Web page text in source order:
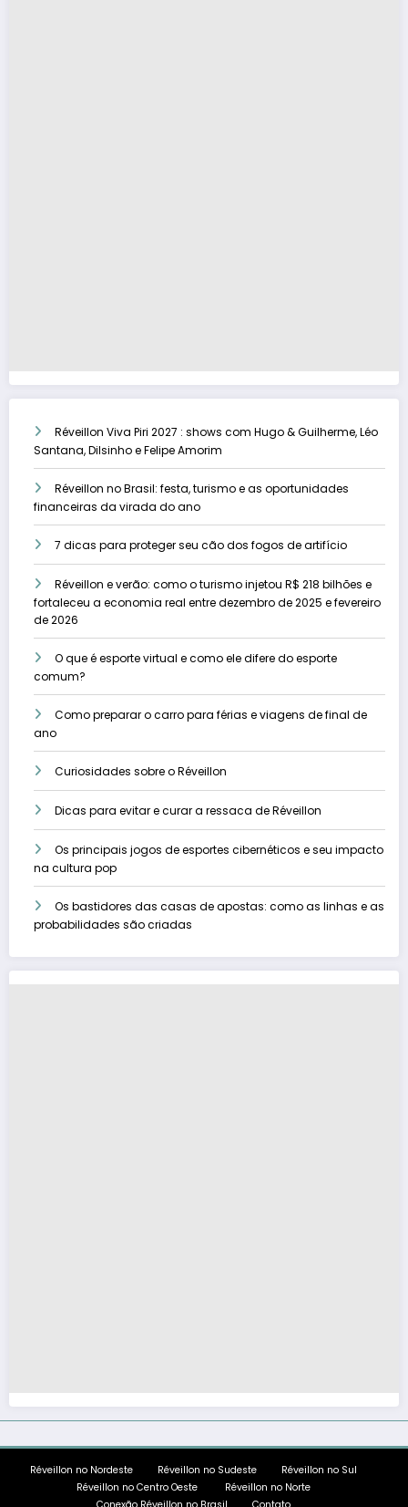
Réveillon Viva Piri 2027 : shows com Hugo & Guilherme, Léo
Santana, Dilsinho e Felipe Amorim
Réveillon no Brasil: festa, turismo e as oportunidades
financeiras da virada do ano
7 dicas para proteger seu cão dos fogos de artifício
Réveillon e verão: como o turismo injetou R$ 218 bilhões e
fortaleceu a economia real entre dezembro de 2025 e fevereiro
de 2026
O que é esporte virtual e como ele difere do esporte
comum?
Como preparar o carro para férias e viagens de final de
ano
Curiosidades sobre o Réveillon
Dicas para evitar e curar a ressaca de Réveillon
Os principais jogos de esportes cibernéticos e seu impacto
na cultura pop
Os bastidores das casas de apostas: como as linhas e as
probabilidades são criadas
Réveillon no Nordeste Réveillon no Sudeste
Réveillon no Sul
Réveillon no Centro Oeste
Réveillon no Norte